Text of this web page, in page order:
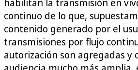
habilitan la transmisión en
continuo de lo que,
contenido generado por el
transmisiones por flujo
autorización son agregadas y